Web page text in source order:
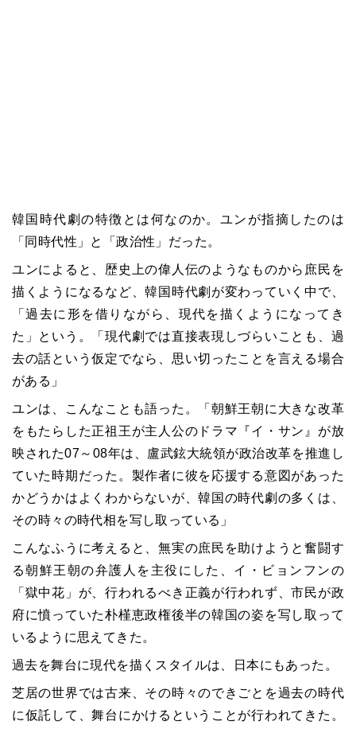
韓国時代劇の特徴とは何なのか。ユンが指摘したのは
「同時代性」と「政治性」だった。
ユンによると、歴史上の偉人伝のようなものから庶民を
描くようになるなど、韓国時代劇が変わっていく中で、
「過去に形を借りながら、現代を描くようになってき
た」という。「現代劇では直接表現しづらいことも、過
去の話という仮定でなら、思い切ったことを言える場合
がある」
ユンは、こんなことも語った。「朝鮮王朝に大きな改革
をもたらした正祖王が主人公のドラマ『イ・サン』が放
映された07～ 08年は、盧武鉉大統領が政治改革を推進し
ていた時期だった。製作者に彼を応援する意図があった
かどうかはよくわからないが、韓国の時代劇の多くは、
その時々の時代相を写し取っている」
こんなふうに考えると、無実の庶民を助けようと奮闘す
る朝鮮王朝の弁護人を主役にした、イ・ビョンフンの
「獄中花」が、行われるべき正義が行われず、市民が政
府に憤っていた朴槿恵政権後半の韓国の姿を写し取って
いるように思えてきた。
過去を舞台に現代を描くスタイルは、日本にもあった。
芝居の世界では古来、その時々のできごとを過去の時代
に仮託して、舞台にかけるということが行われてきた。